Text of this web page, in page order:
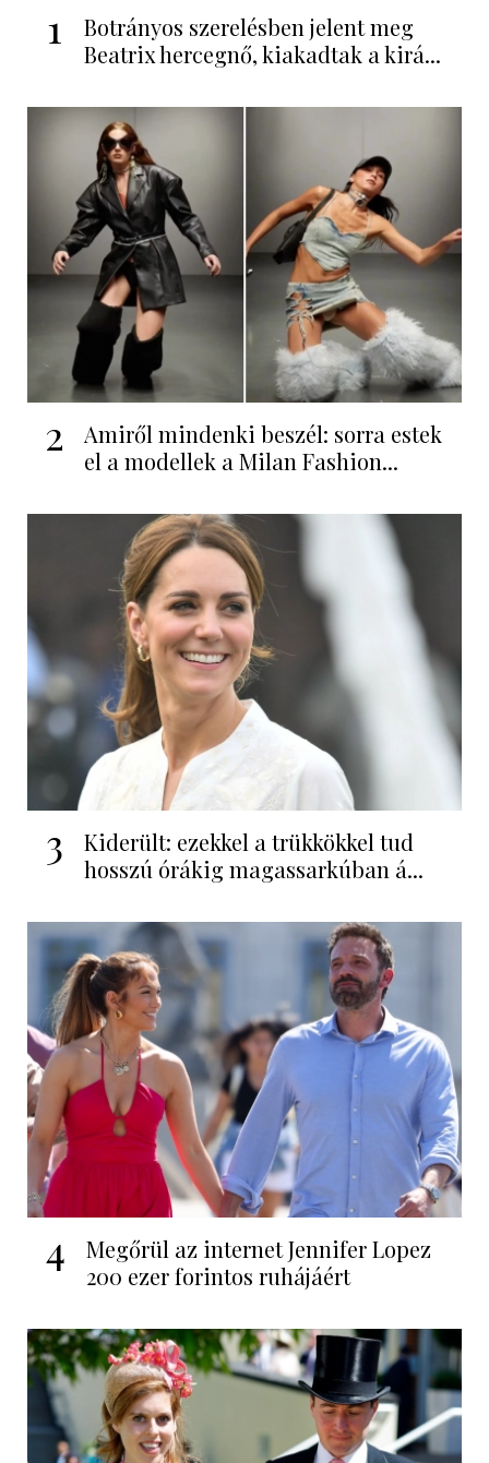
1
Botrányos szerelésben jelent meg
Beatrix hercegnő, kiakadtak a kirá...
2
Amiről mindenki beszél: sorra estek
el a modellek a Milan Fashion...
3
Kiderült: ezekkel a trükkökkel tud
hosszú órákig magassarkúban á...
4
Megőrül az internet Jennifer Lopez
200 ezer forintos ruhájáért